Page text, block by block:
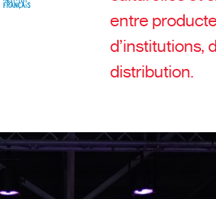
entre
d’institutions,
distribution.